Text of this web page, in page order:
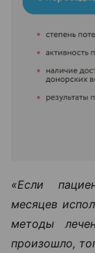
«Если
месяцев
методы
произошло,